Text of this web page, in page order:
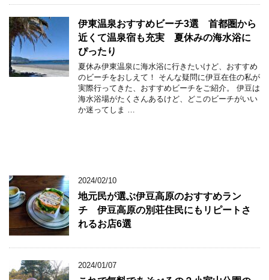
伊東温泉おすすめビーチ3選 首都圏から
近くて温泉宿も充実 夏休みの海水浴に
ぴったり
夏休み伊東温泉に海水浴に行きたいけど、おすすめ
のビーチをおしえて！ そんな疑問に伊豆在住の私が
実際行ってきた、おすすめビーチをご紹介。 伊豆は
海水浴場がたくさんあるけど、どこのビーチがいい
か迷ってしま …
2024/02/10
地元民が選ぶ伊豆高原のおすすめラン
チ 伊豆高原の別荘住民にもリピートさ
れるお店6選
2024/01/07